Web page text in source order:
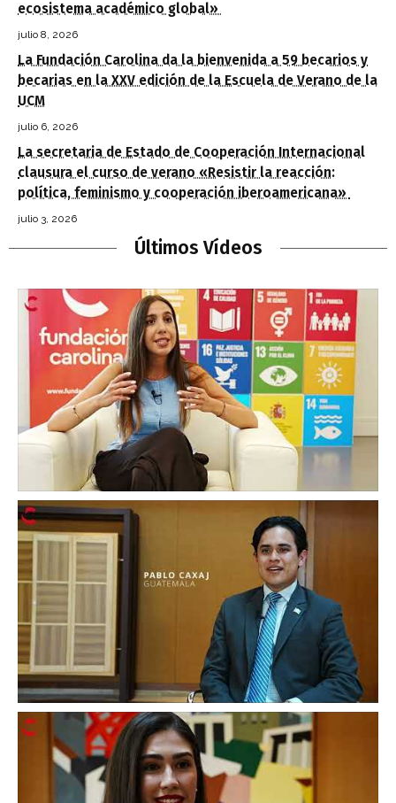
ecosistema académico global»
julio 8, 2026
La Fundación Carolina da la bienvenida a 59 becarios y
becarias en la XXV edición de la Escuela de Verano de la
UCM
julio 6, 2026
La secretaria de Estado de Cooperación Internacional
clausura el curso de verano «Resistir la reacción:
política, feminismo y cooperación iberoamericana»
julio 3, 2026
Últimos Vídeos